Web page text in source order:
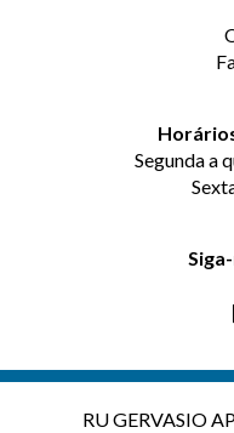
Segunda a
RU GERVASIO